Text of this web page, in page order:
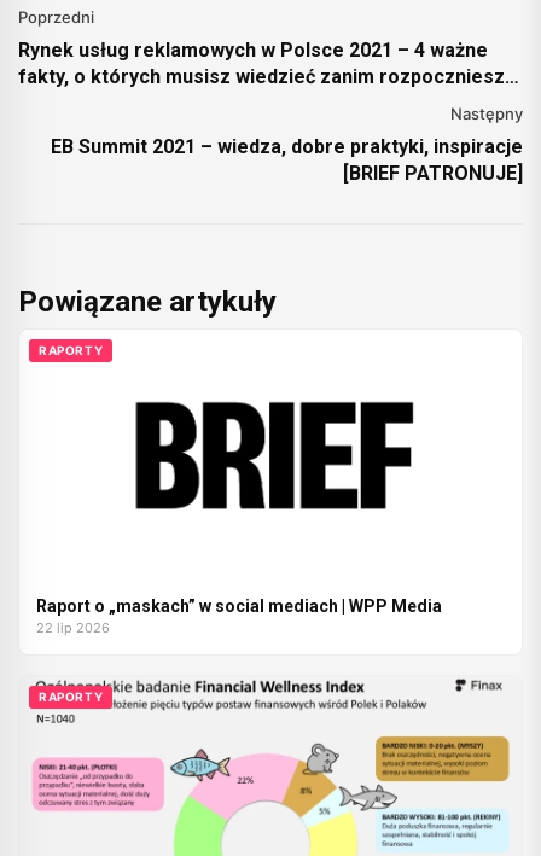
Poprzedni
Rynek usług reklamowych w Polsce 2021 – 4 ważne
fakty, o których musisz wiedzieć zanim rozpoczniesz
Następny
EB Summit 2021 – wiedza, dobre praktyki, inspiracje
[BRIEF PATRONUJE]
Powiązane artykuły
RAPORTY
Raport o „maskach” w social mediach | WPP Media
22 lip 2026
RAPORTY